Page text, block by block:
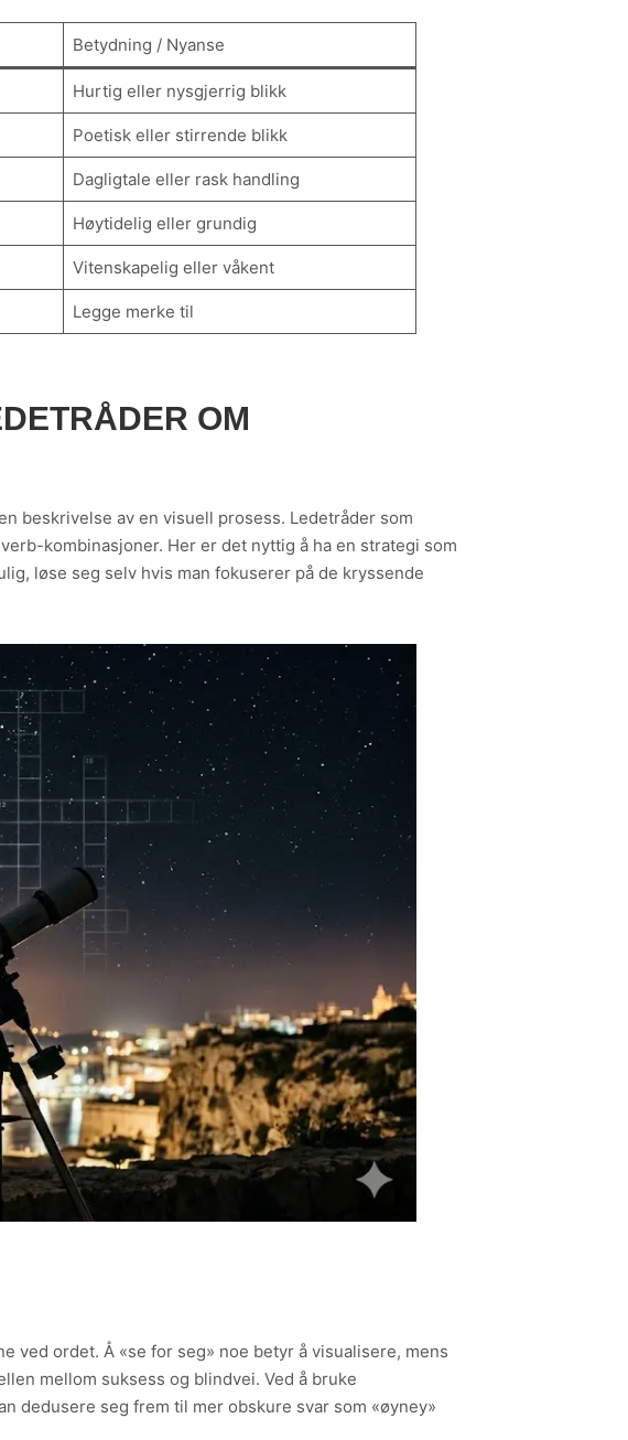
Betydning / Nyanse
Hurtig eller nysgjerrig blikk
Poetisk eller stirrende blikk
Dagligtale eller rask handling
Høytidelig eller grundig
Vitenskapelig eller våkent
Legge merke til
OM
beskrivelse av en visuell prosess. Ledetråder som
kombinasjoner. Her er det nyttig å ha en strategi som
løse seg selv hvis man fokuserer på de kryssende
ved ordet. Å «se for seg» noe betyr å visualisere, mens
mellom suksess og blindvei. Ved å bruke
dedusere seg frem til mer obskure svar som «øyney»